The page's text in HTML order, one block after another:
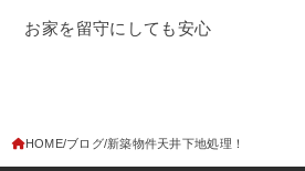
お家を留守にしても安心
HOME ブログ 新築物件天井下地処理！